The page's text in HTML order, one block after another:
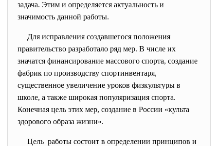
задача. Этим и определяется актуальность и
значимость данной работы.
Для исправления создавшегося положения
правительство разработало ряд мер. В числе их
значатся финансирование массового спорта, создание
фабрик по производству спортинвентаря,
существенное увеличение уроков физкультуры в
школе, а также широкая популяризация спорта.
Конечная цель этих мер, создание в России «культа
здорового образа жизни».
Цель работы состоит в определении принципов и